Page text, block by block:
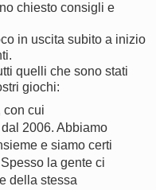
chiesto consigli e
in uscita subito a inizio
quelli che sono stati
giochi:
con cui
2006. Abbiamo
e siamo certi
la gente ci
della stessa